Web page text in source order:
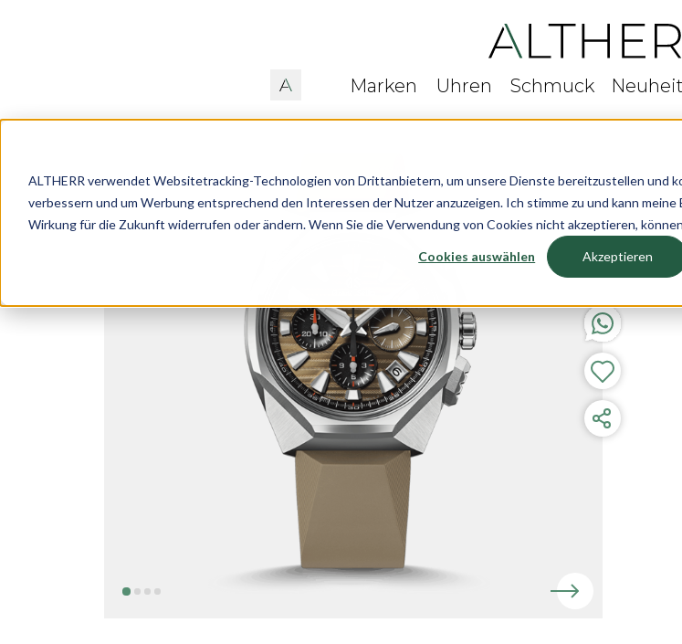
ALTHERR verwendet Websitetracking-Technologien von Drittanbietern, um unsere Dienste bereitzustellen und
verbessern und um Werbung entsprechend den Interessen der Nutzer anzuzeigen. Ich stimme zu und kann meine
Wirkung für die Zukunft widerrufen oder ändern. Wenn Sie die Verwendung von Cookies nicht akzeptieren,
Cookies auswählen Akzeptieren
Marken Uhren Schmuck